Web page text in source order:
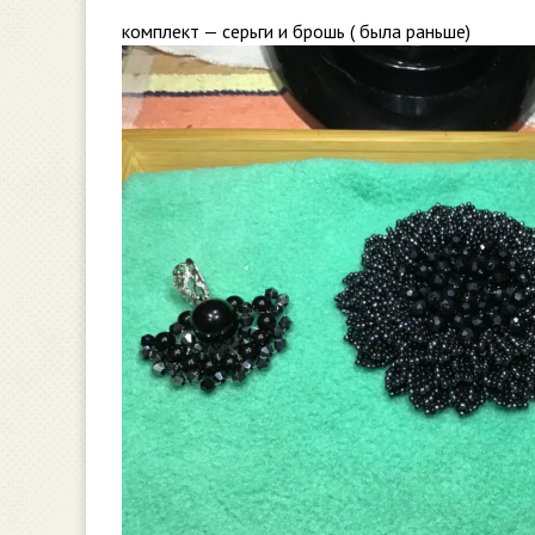
комплект — серьги и брошь ( была раньше)